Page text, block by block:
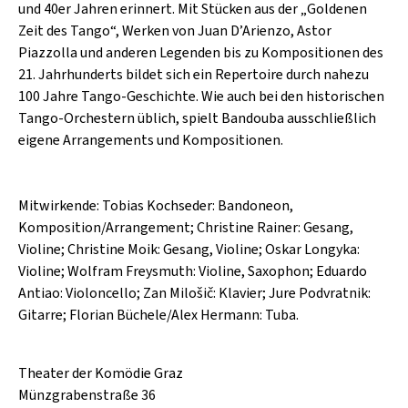
CAFÉ WOLF
POSTGARAGE
KUNSTGARTEN
KRISTALLWERK
HARD & HEAVY
SINGER-SONGWRITER
VOLKSMUSIK
KULTURLAND STEIERMARK
und 40er Jahren erinnert. Mit Stücken aus der „Goldenen
Zeit des Tango“, Werken von Juan D’Arienzo, Astor
Piazzolla und anderen Legenden bis zu Kompositionen des
21. Jahrhunderts bildet sich ein Repertoire durch nahezu
100 Jahre Tango-Geschichte. Wie auch bei den historischen
Tango-Orchestern üblich, spielt Bandouba ausschließlich
eigene Arrangements und Kompositionen.
Mitwirkende: Tobias Kochseder: Bandoneon,
Komposition/Arrangement; Christine Rainer: Gesang,
Violine; Christine Moik: Gesang, Violine; Oskar Longyka:
Violine; Wolfram Freysmuth: Violine, Saxophon; Eduardo
Antiao: Violoncello; Zan Milošič: Klavier; Jure Podvratnik:
Gitarre; Florian Büchele/Alex Hermann: Tuba.
Theater der Komödie Graz
Münzgrabenstraße 36